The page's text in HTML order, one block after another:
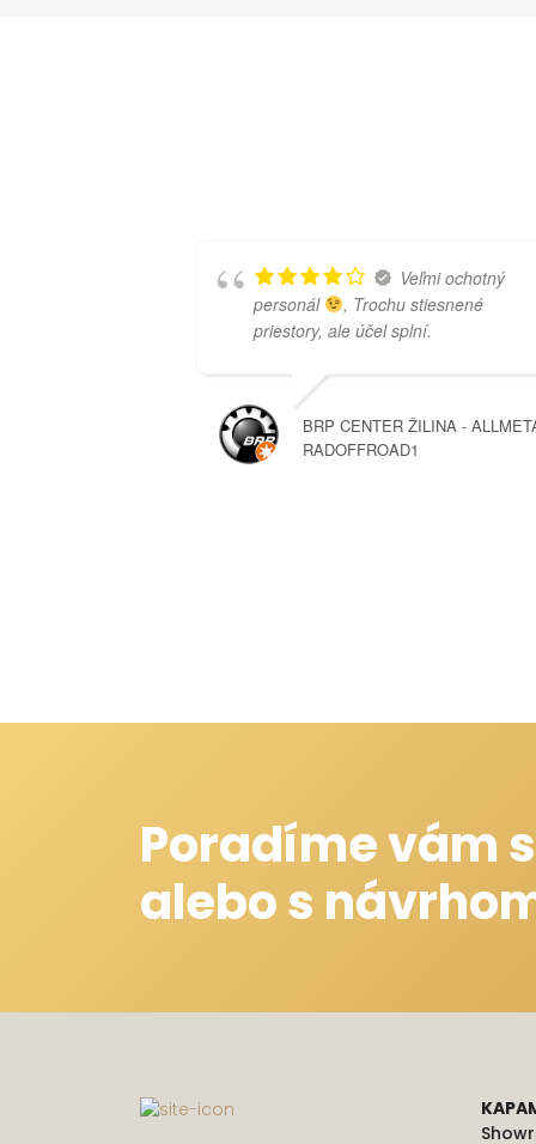
Veľmi ochotný
personál
, Trochu stiesnené
priestory, ale účel splní.
BRP CENTER ŽILINA -
RADOFFROAD1
Poradíme vám
alebo s